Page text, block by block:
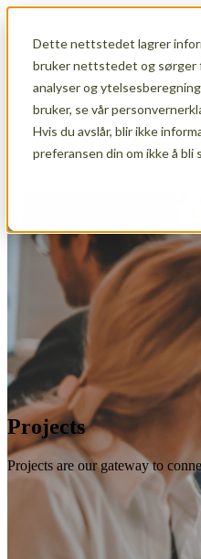
Dette nettstedet lagrer
bruker nettstedet og sørger
analyser og
bruker, se vår
Hvis du avslår, blir ikke
preferansen din om ikke å bli
Show
Show
Projects
Projects are our gateway to